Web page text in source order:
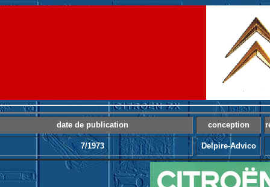
date de publication conception
7/1973 Delpire-Advico